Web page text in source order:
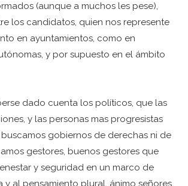
(aunque a muchos les pese),
los candidatos, quien nos represente
en ayuntamientos, como en
y por supuesto en el ámbito
dado cuenta los políticos, que las
y las personas mas progresistas
gobiernos de derechas ni de
gestores, buenos gestores que
y seguridad en un marco de
y al pensamiento plural. ánimo señores,